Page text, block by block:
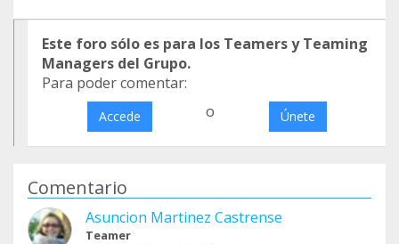
Este foro sólo es para los Teamers y Teaming
Managers del Grupo.
Para poder comentar:
Accede o Únete
Comentario
Asuncion Martinez Castrense
Teamer